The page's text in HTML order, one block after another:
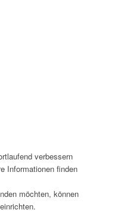
verbessern
Informationen finden
möchten, können
einrichten.